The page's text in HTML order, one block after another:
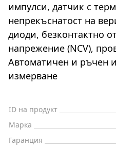
импулси, датчик с
непрекъснатост на
диоди, безконтактно
напрежение (NCV),
Автоматичен и ръчен
измерване
ID на продукт
Марка
Гаранция